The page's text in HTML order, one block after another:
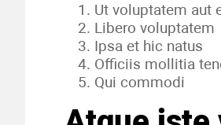
Ut voluptatem aut
Libero voluptatem
Ipsa et hic natus
Officiis mollitia
Qui commodi